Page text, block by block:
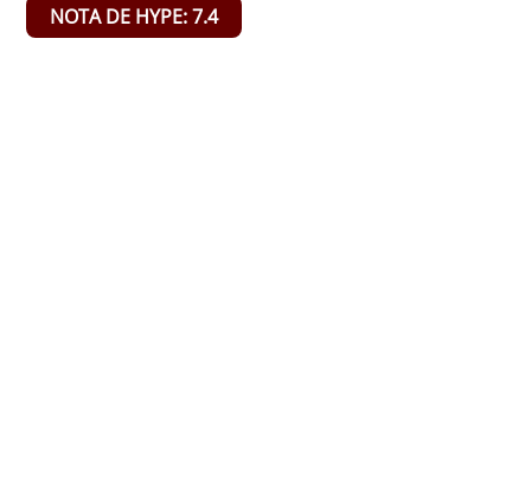
NOTA DE HYPE: 7.4